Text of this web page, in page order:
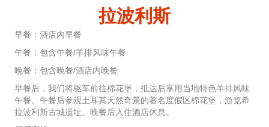
拉波利斯
早餐：酒店內早餐
午餐：包含午餐/羊排风味午餐
晚餐：包含晚餐/酒店内晚餐
早餐后，我们将驱车前往棉花堡，抵达后享用当地特色羊排风味
午餐。午餐后参观土耳其天然奇景的著名度假区棉花堡，游览希
拉波利斯古城遗址。晚餐后入住酒店休息。